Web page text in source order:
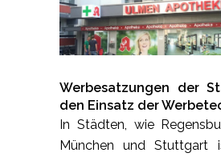
Werbesatzungen der
den Einsatz der
In Städten, wie
München und Stuttgart